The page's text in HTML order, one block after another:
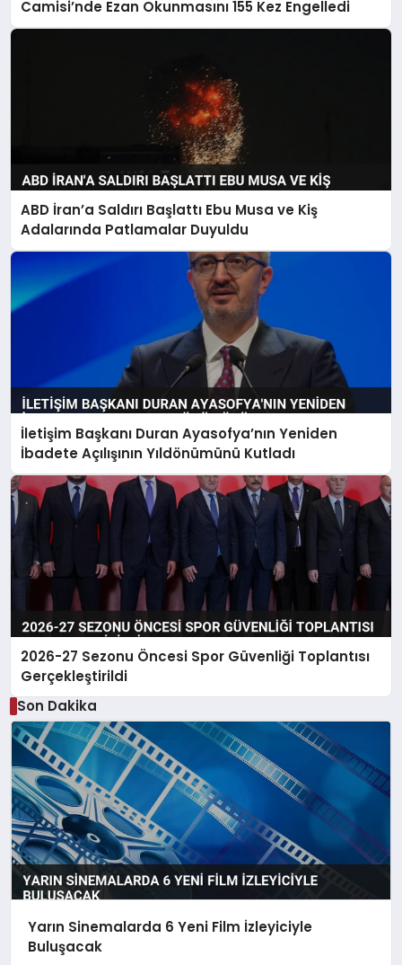
Camisi’nde Ezan Okunmasını 155 Kez Engelledi
ABD İran’a Saldırı Başlattı Ebu Musa ve Kiş
Adalarında Patlamalar Duyuldu
İletişim Başkanı Duran Ayasofya’nın Yeniden
İbadete Açılışının Yıldönümünü Kutladı
2026-27 Sezonu Öncesi Spor Güvenliği Toplantısı
Gerçekleştirildi
Son Dakika
Yarın Sinemalarda 6 Yeni Film İzleyiciyle
Buluşacak